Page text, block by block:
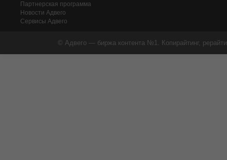
Партнерская программа
Новости Адвего
Сервисы Адвего
© Адвего — биржа контента №1. Копирайтинг,